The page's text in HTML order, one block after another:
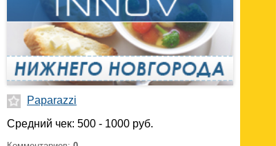
Paparazzi
Средний чек: 500 - 1000 руб.